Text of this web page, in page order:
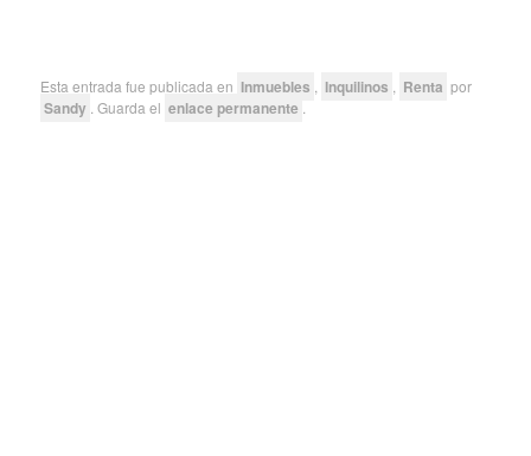
Esta entrada fue publicada en Inmuebles Inquilinos Renta por
Sandy . Guarda el enlace permanente